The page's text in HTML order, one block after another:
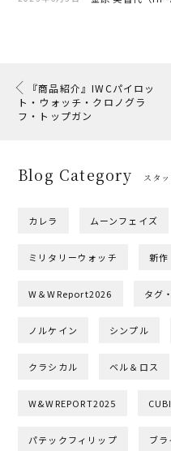
『商品紹介』IWCパイロッ
ト・ウォッチ・クロノグラ
フ・トップガン
Blog Category スタ
カレラ ムーンフェイズ
ミリタリーウォッチ 新作
W＆WReport2026 タグ
ノルケイン シンプル
クラシカル ベル＆ロス
W&WREPORT2025
パテックフィリップ ブ